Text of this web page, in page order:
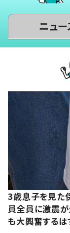
ニュー
3歳息子を見た
員全員に激震
も大興奮するはず